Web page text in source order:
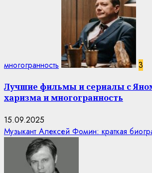
многогранность 3
Лучшие фильмы и сериалы с
харизма и многогранность
15.09.2025
Музыкант Алексей Фомин: краткая